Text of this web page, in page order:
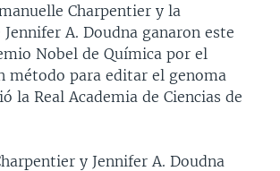
Charpentier y la
A. Doudna ganaron este
Nobel de Química por el
método para editar el genoma
la Real Academia de Ciencias de
y Jennifer A. Doudna